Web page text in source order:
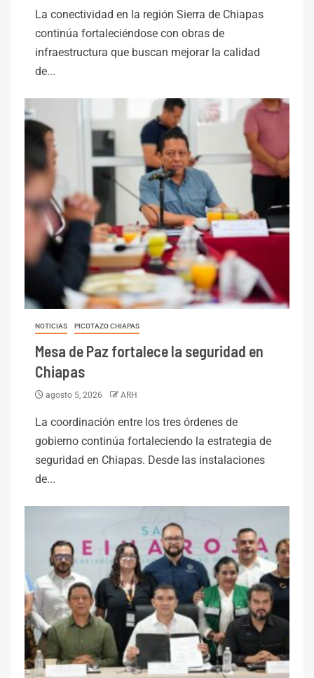
La conectividad en la región Sierra de Chiapas
continúa fortaleciéndose con obras de
infraestructura que buscan mejorar la calidad
de...
NOTICIAS PICOTAZO CHIAPAS
Mesa de Paz fortalece la seguridad en
Chiapas
agosto 5, 2026 ARH
La coordinación entre los tres órdenes de
gobierno continúa fortaleciendo la estrategia de
seguridad en Chiapas. Desde las instalaciones
de...